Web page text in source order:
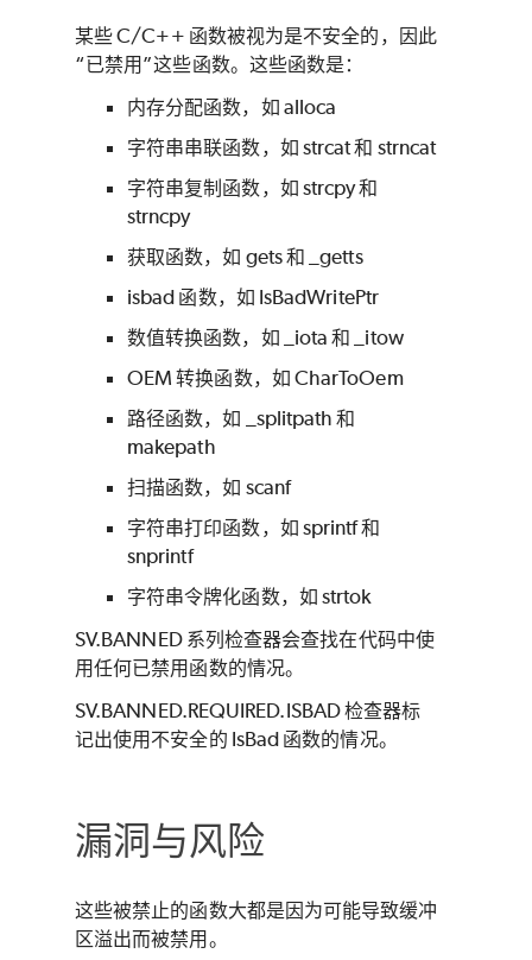
某些 C/C++ 函数被视为是不安全的，因此
“已禁用”这些函数。这些函数是：
内存分配函数，如 alloca
字符串串联函数，如 strcat 和 strncat
字符串复制函数，如 strcpy 和
strncpy
获取函数，如 gets 和 _getts
isbad 函数，如 IsBadWritePtr
数值转换函数，如 _iota 和 _itow
OEM 转换函数，如 CharToOem
路径函数，如 _splitpath 和
makepath
扫描函数，如 scanf
字符串打印函数，如 sprintf 和
snprintf
字符串令牌化函数，如 strtok
SV.BANNED 系列检查器会查找在代码中使
用任何已禁用函数的情况。
SV.BANNED.REQUIRED.ISBAD 检查器标
记出使用不安全的 IsBad 函数的情况。
漏洞与风险
这些被禁止的函数大都是因为可能导致缓冲
区溢出而被禁用。